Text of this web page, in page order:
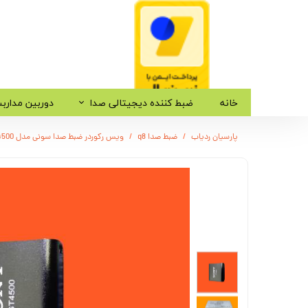
خانه ضبط کننده دیجیتالی صدا دوربین
پارسیان ردیاب ضبط صدا q8 ویس رکوردر ضبط صدا سونی مدل GT-4500 دانشجویی - باتری 24 ساعت - 8 گیگ حافظه - هندزفری دار - TypeSD